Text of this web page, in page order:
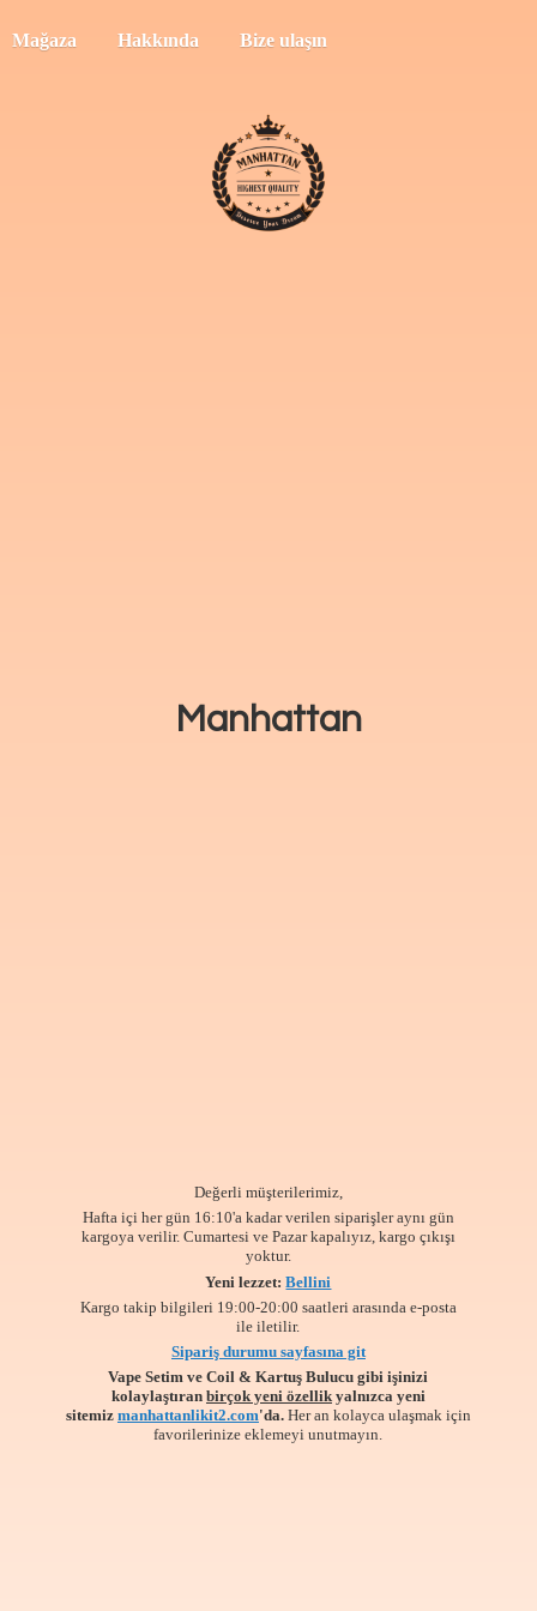
Mağaza Hakkında Bize ulaşın
Manhattan
Değerli müşterilerimiz,
Hafta içi her gün 16:10'a kadar verilen siparişler aynı gün
kargoya verilir. Cumartesi ve Pazar kapalıyız, kargo çıkışı
yoktur.
Yeni lezzet:Bellini
Kargo takip bilgileri 19:00-20:00 saatleri arasında e-posta
ile iletilir.
Sipariş durumu sayfasına git
Vape Setim ve Coil & Kartuş Bulucu gibi işinizi
kolaylaştıran birçok yeni özellikyalnızca yeni
sitemiz manhattanlikit2.com'da. Her an kolayca ulaşmak için
favorilerinizeeklemeyi unutmayın.